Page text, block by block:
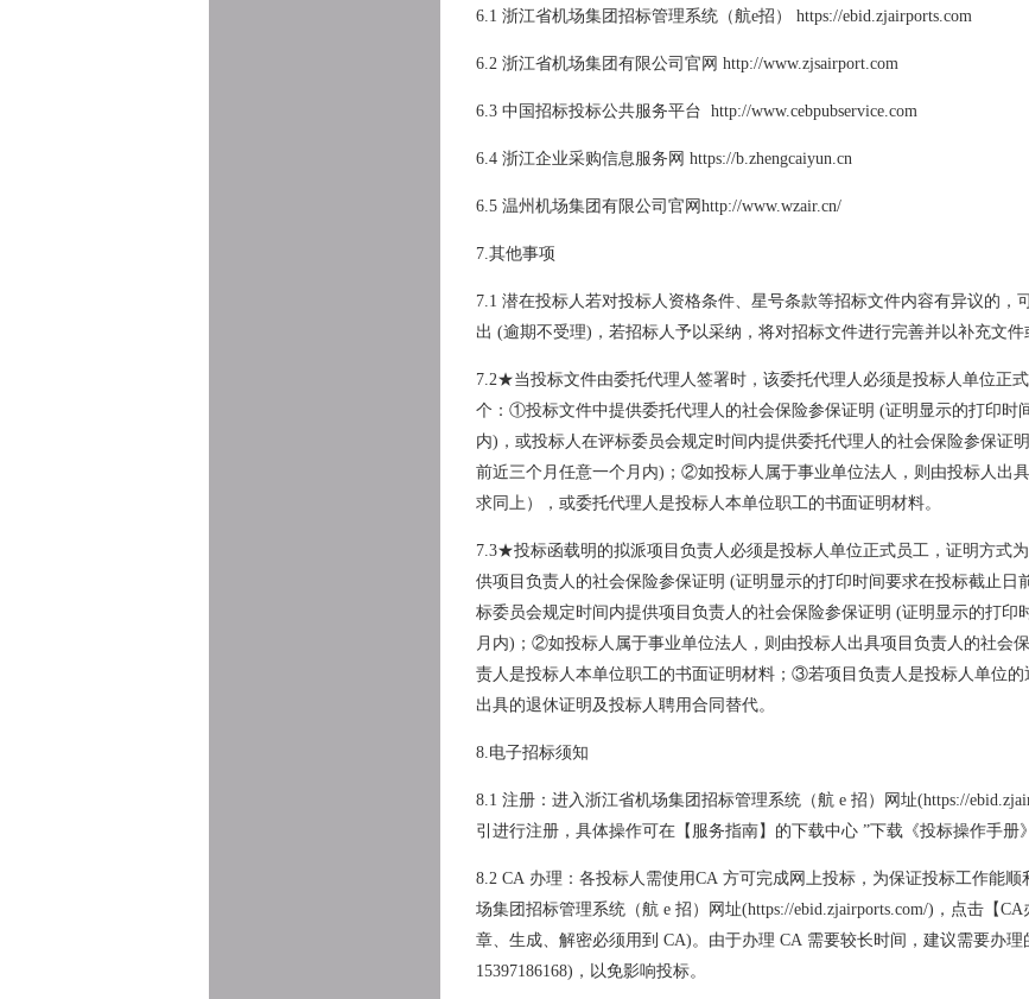
6.1 浙江省机场集团招标管理系统（航e招） https://ebid.zjairports.com
6.2 浙江省机场集团有限公司官网 http://www.zjsairport.com
6.3 中国招标投标公共服务平台 http://www.cebpubservice.com
6.4 浙江企业采购信息服务网 https://b.zhengcaiyun.cn
6.5 温州机场集团有限公司官网 http://www.wzair.cn/
7.其他事项
7.1 潜在投标人若对投标人资格条件、星号条款等招标文件内容有异议的，
出 (逾期不受理)，若招标人予以采纳，将对招标文件进行完善并以补充文件
7.2★当投标文件由委托代理人签署时，该委托代理人必须是投标人单位正
个：①投标文件中提供委托代理人的社会保险参保证明 (证明显示的打印时
内)，或投标人在评标委员会规定时间内提供委托代理人的社会保险参保证
前近三个月任意一个月内)；②如投标人属于事业单位法人，则由投标人出
求同上），或委托代理人是投标人本单位职工的书面证明材料。
7.3★投标函载明的拟派项目负责人必须是投标人单位正式员工，证明方式
供项目负责人的社会保险参保证明 (证明显示的打印时间要求在投标截止日
标委员会规定时间内提供项目负责人的社会保险参保证明 (证明显示的打印
月内)；②如投标人属于事业单位法人，则由投标人出具项目负责人的社会
责人是投标人本单位职工的书面证明材料；③若项目负责人是投标人单位
出具的退休证明及投标人聘用合同替代。
8.电子招标须知
8.1 注册：进入浙江省机场集团招标管理系统（航 e 招）网址(https://
引进行注册，具体操作可在【服务指南】的下载中心 ”下载《投标操作手册
8.2 CA 办理：各投标人需使用CA 方可完成网上投标，为保证投标工作能
场集团招标管理系统（航 e 招）网址(https://ebid.zjairports.com/)，点击【CA
章、生成、解密必须用到 CA)。由于办理 CA 需要较长时间，建议需要办理
15397186168)，以免影响投标。